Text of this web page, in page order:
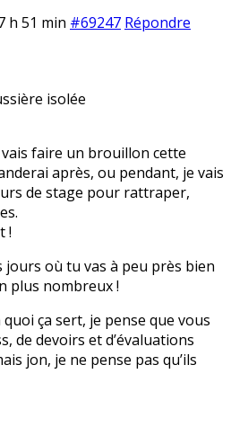
h 51 min #69247 Répondre
isolée
faire un brouillon cette
après, ou pendant, je vais
de stage pour rattraper,
!
jours où tu vas à peu près bien
plus nombreux !
ça sert, je pense que vous
de devoirs et d’évaluations
jon, je ne pense pas qu’ils